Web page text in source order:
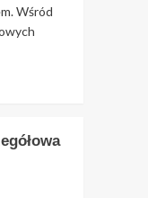
Wśród